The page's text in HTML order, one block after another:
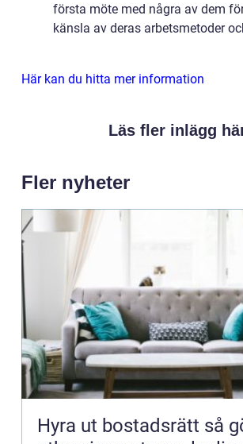
första möte med några av dem
känsla av deras arbetsmetoder
Här kan du hitta mer information
Läs fler inlägg
Fler nyheter
Hyra ut bostadsrätt så gör du